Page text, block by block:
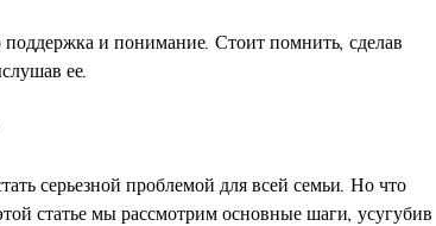
и понимание. Стоит помнить, сделав
ее.
серьезной проблемой для всей семьи. Но что
статье мы рассмотрим основные шаги, усугубив